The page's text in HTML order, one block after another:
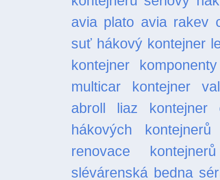
avia plato avia rakev
suť hákový kontejner
kontejner
multicar
kontejner
abroll
liaz kontejner
hákových kontejnerů
renovace kontejnerů
slévárenská bedna